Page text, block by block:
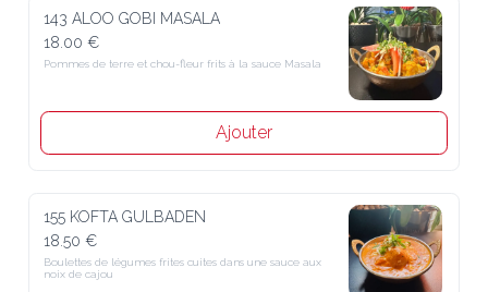
143 ALOO GOBI MASALA
18.00 €
Pommes de terre et chou-fleur frits à la sauce Masala
Ajouter
155 KOFTA GULBADEN
18.50 €
Boulettes de légumes frites cuites dans une sauce aux
noix de cajou